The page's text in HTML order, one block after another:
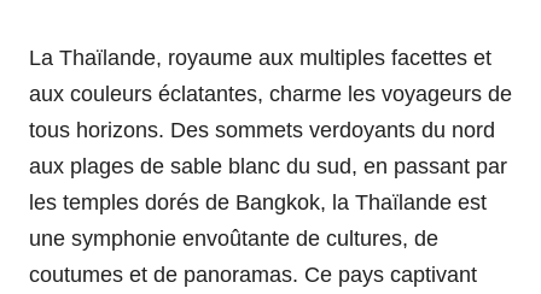
La Thaïlande, royaume aux multiples facettes et
aux couleurs éclatantes, charme les voyageurs de
tous horizons. Des sommets verdoyants du nord
aux plages de sable blanc du sud, en passant par
les temples dorés de Bangkok, la Thaïlande est
une symphonie envoûtante de cultures, de
coutumes et de panoramas. Ce pays captivant